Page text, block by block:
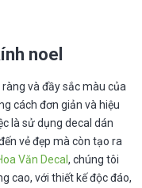
noel
và đầy sắc màu của
cách đơn giản và hiệu
là sử dụng decal dán
vẻ đẹp mà còn tạo ra
Văn Decal, chúng tôi
cao, với thiết kế độc đáo,